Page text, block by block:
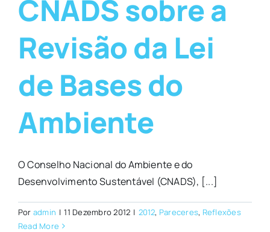
CNADS sobre a
Revisão da Lei
de Bases do
Ambiente
O Conselho Nacional do Ambiente e do
Desenvolvimento Sustentável (CNADS), [...]
Por admin | 11 Dezembro 2012 | 2012, Pareceres, Reflexões
Read More